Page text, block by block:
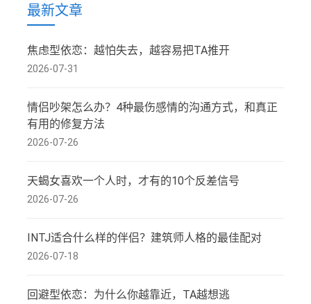
最新文章
焦虑型依恋：越怕失去，越容易把TA推开
2026-07-31
情侣吵架怎么办？4种最伤感情的沟通方式，和真正
有用的修复方法
2026-07-26
天蝎女喜欢一个人时，才有的10个反差信号
2026-07-26
INTJ适合什么样的伴侣？建筑师人格的最佳配对
2026-07-18
回避型依恋：为什么你越靠近，TA越想逃